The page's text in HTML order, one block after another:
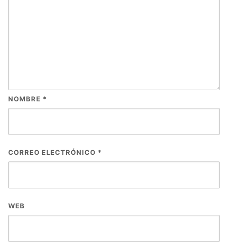
NOMBRE *
CORREO ELECTRÓNICO *
WEB